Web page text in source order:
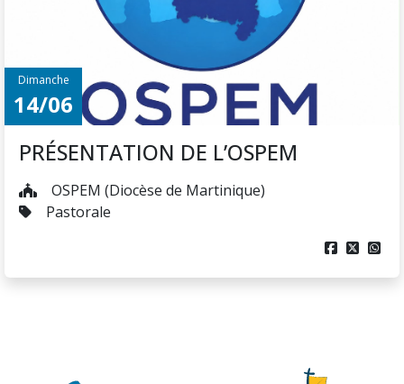
Dimanche
14/06
PRÉSENTATION DE L’OSPEM
OSPEM (Diocèse de Martinique)
Pastorale
  